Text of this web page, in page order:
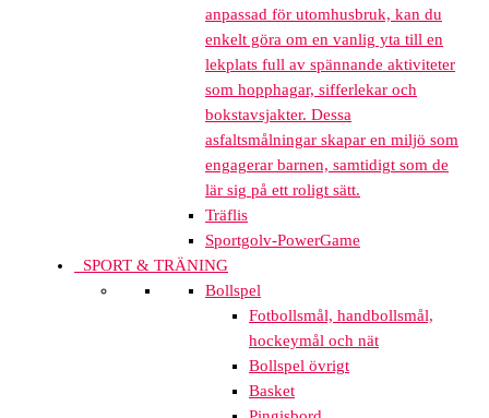
anpassad för utomhusbruk, kan du
enkelt göra om en vanlig yta till en
lekplats full av spännande aktiviteter
som hopphagar, sifferlekar och
bokstavsjakter. Dessa
asfaltsmålningar skapar en miljö som
engagerar barnen, samtidigt som de
lär sig på ett roligt sätt.
Träflis
Sportgolv-PowerGame
SPORT & TRÄNING
Bollspel
Fotbollsmål, handbollsmål,
hockeymål och nät
Bollspel övrigt
Basket